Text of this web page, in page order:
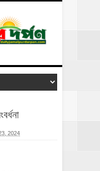
2024